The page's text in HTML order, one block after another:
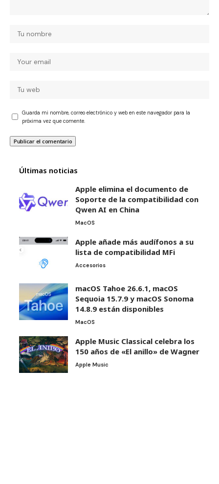
Guarda mi nombre, correo electrónico y web en este navegador para la
próxima vez que comente.
Últimas noticias
Apple elimina el documento de
Soporte de la compatibilidad con
Qwen AI en China
MacOS
Apple añade más audífonos a su
lista de compatibilidad MFi
Accesorios
macOS Tahoe 26.6.1, macOS
Sequoia 15.7.9 y macOS Sonoma
14.8.9 están disponibles
MacOS
Apple Music Classical celebra los
150 años de «El anillo» de Wagner
Apple Music